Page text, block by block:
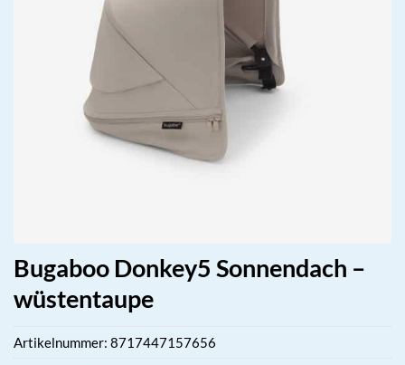
Bugaboo Donkey5 Sonnendach –
wüstentaupe
Artikelnummer: 8717447157656